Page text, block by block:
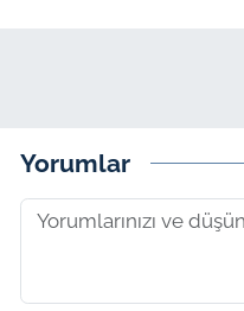
Yorumlar